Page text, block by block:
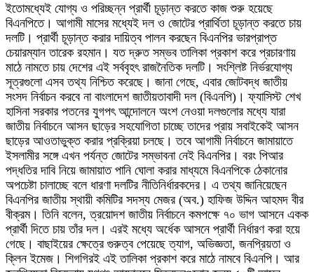
ইতোমধ্যেই যোগ্য ও পরিচ্ছন্ন প্রার্থী চূড়ান্ত করতে কাজ শুরু হয়েছে
বিএনপিতে। আগামী মাসের মধ্যেই দল ও জোটের প্রার্থিতা চূড়ান্ত করতে চায়
দলটি। প্রার্থী চূড়ান্ত করার দায়িত্ব পালন করছেন বিএনপির ভারপ্রাপ্ত
চেয়ারম্যান তারেক রহমান। যত দ্রুত সম্ভব তালিকা প্রকাশ করে প্রচারণায়
মাঠে নামতে চায় দেশের এই সর্ববৃহৎ রাজনৈতিক দলটি। সংশ্লিষ্ট নির্ভরযোগ্য
সূত্রগুলো এসব তথ্য নিশ্চিত করেছে। জানা গেছে, এবার জোটবদ্ধ জাতীয়
সংসদ নির্বাচন করবে না বাংলাদেশ জাতীয়তাবাদী দল (বিএনপি)। ফ্যাসিস্ট শেখ
হাসিনা সরকার পতনের যুগপৎ আন্দোলনে অংশ নেওয়া দলগুলোর মধ্যে যারা
জাতীয় নির্বাচনে আসন ছাড়ের সহযোগিতা চাচ্ছে তাদের প্রায় সবাইকেই আসন
ছাড়ের আওতাভুক্ত করার প্রক্রিয়া চলছে। তবে আগামী নির্বাচনে জামায়াতে
ইসলামীর সঙ্গে এখন পর্যন্ত জোটের সম্ভাবনা নেই বিএনপির। বরং পিআর
পদ্ধতির দাবি নিয়ে জামায়াত পানি ঘোলা করার মাধ্যমে বিএনপিকে ঠেকানোর
অপচেষ্টা চালাচ্ছে বলে ধারণা দলটির নীতিনির্ধারকদের। এ তথ্য জানিয়েছেন
বিএনপির জাতীয় স্থায়ী কমিটির সদস্য মেজর (অব.) হাফিজ উদ্দিন আহমদ বীর
বীক্রম। তিনি বলেন, ত্রয়োদশ জাতীয় নির্বাচনে কমপক্ষে ৭০ ভাগ আসনে একক
প্রার্থী দিতে চায় তাঁর দল। এরই মধ্যে অর্ধেক আসনে প্রার্থী নির্ধারণ করা হয়ে
গেছে। বাছাইয়ের ক্ষেত্রে গুরুত্ব পেয়েছে ত্যাগ, অভিজ্ঞতা, জনপ্রিয়তা ও
ক্লিন ইমেজ। শিগগিরই এই তালিকা প্রকাশ করে মাঠে নামবে বিএনপি। আর